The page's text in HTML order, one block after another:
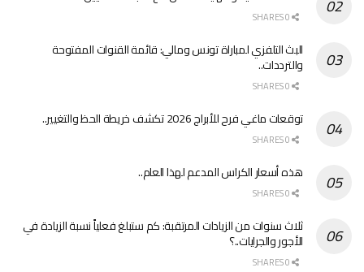
البث التلفزي لمباراة تونس ومالي: قائمة القنوات المفتوحة
والترددات..
توقعات ماغي فرح للأبراج 2026 تكشف خريطة الحظ والتغيير..
هذه أسعار الكراس المدعم لهذا العام..
ثلاث سنوات من الزيادات المرتقبة: كم ستبلغ فعلياً نسبة الزيادة في
الأجور والجرايات..؟